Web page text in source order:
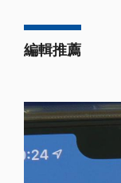
編輯推薦